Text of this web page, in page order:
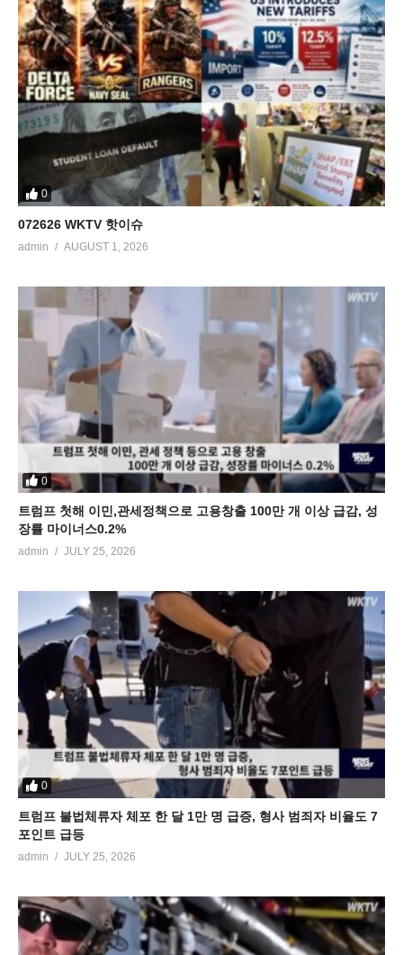
0
072626 WKTV 핫이슈
admin AUGUST 1, 2026
0
트럼프 첫해 이민,관세정책으로 고용창출 100만 개 이상 급감, 성
장률 마이너스0.2%
admin JULY 25, 2026
0
트럼프 불법체류자 체포 한 달 1만 명 급증, 형사 범죄자 비율도 7
포인트 급등
admin JULY 25, 2026